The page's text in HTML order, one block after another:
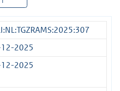
2025
2025